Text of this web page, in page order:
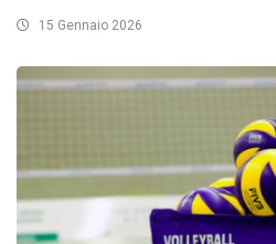
15 Gennaio 2026